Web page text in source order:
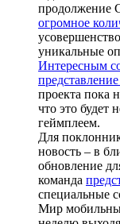
продолжение
огромное
уникальные
Интересным
проекта пока
что это будет
геймплеем.
Для
новость – в
обновление
команда
специальные
Мир